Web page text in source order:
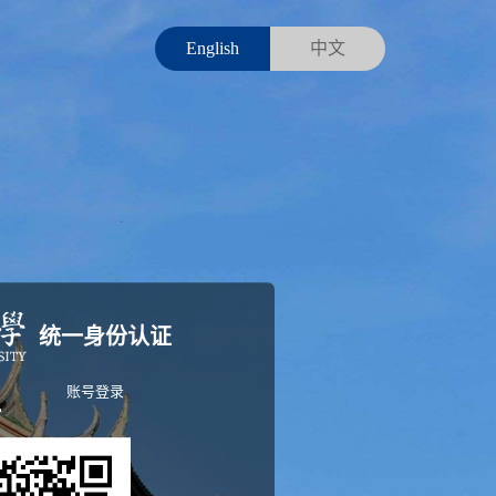
English 中文
统一身份认证
账号登录